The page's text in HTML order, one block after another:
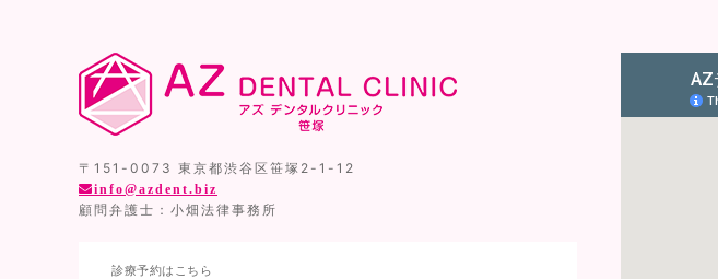
〒151-0073 東京都渋谷区笹塚2-1-12
info@azdent.biz
顧問弁護士：小畑法律事務所
診療予約はこちら